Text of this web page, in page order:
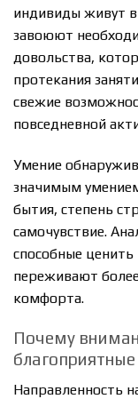
индивиды живут
завоюют
довольства,
протекания
свежие
повседневной
Умение
значимым
бытия, степень
самочувствие.
способные ценить
переживают
комфорта.
Почему
благоприятные
Направленность